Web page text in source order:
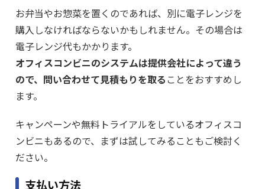
お弁当やお惣菜を置くのであれば、別に電子レンジを
購入しなければならないかもしれません。その場合は
電子レンジ代もかかります。
オフィスコンビニのシステムは提供会社によって違う
ので、問い合わせて見積もりを取る ことをおすすめし
ます。
キャンペーンや無料トライアルをしているオフィスコ
ンビニもあるので、まずは試してみることもご検討く
ださい。
支払い方法